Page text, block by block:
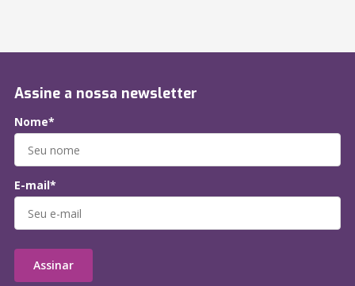
Assine a nossa newsletter
Nome*
E-mail*
Assinar